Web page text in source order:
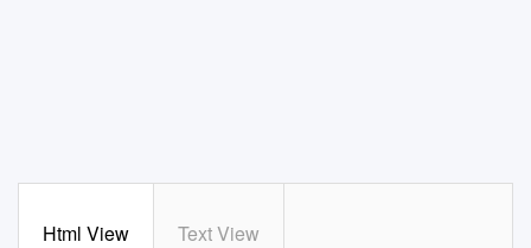
Html View Text View